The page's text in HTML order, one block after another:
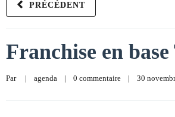
PRÉCÉDENT
Franchise en
Par | agenda | 0 commentaire | 30